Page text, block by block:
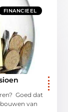
FINANCIEEL
Goed dat
van